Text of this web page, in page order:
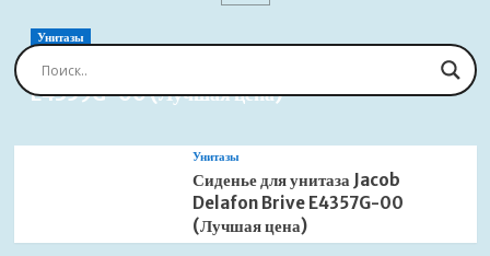
Унитазы
Сиденье для унитаза Jacob Delafon Brive
E4359G-00 (Лучшая цена)
Унитазы
Сиденье для унитаза Jacob
Delafon Brive E4357G-00
(Лучшая цена)